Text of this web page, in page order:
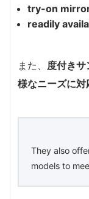
try-on
readily
また、 度付き
様なニーズに
They also
models to